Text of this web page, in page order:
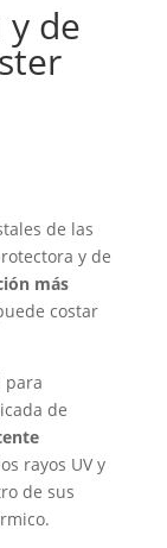
de
de las
y de
más
costar
para
de
rayos UV y
de sus